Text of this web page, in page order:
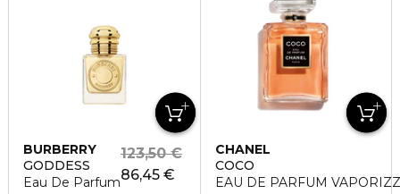
BURBERRY
GODDESS
Eau De Parfum86,45 €
123,50 €
CHANEL
COCO
EAU DE PARFUM